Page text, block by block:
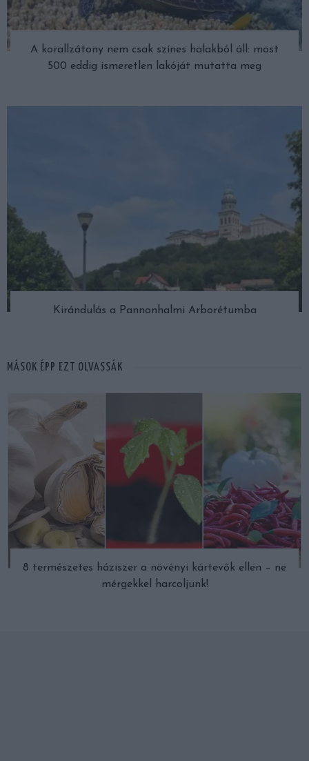
A korallzátony nem csak színes halakból áll: most
500 eddig ismeretlen lakóját mutatta meg
Kirándulás a Pannonhalmi Arborétumba
MÁSOK ÉPP EZT OLVASSÁK
8 természetes háziszer a növényi kártevők ellen – ne
mérgekkel harcoljunk!